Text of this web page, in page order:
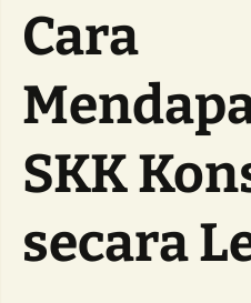
Cara
SKK
secara